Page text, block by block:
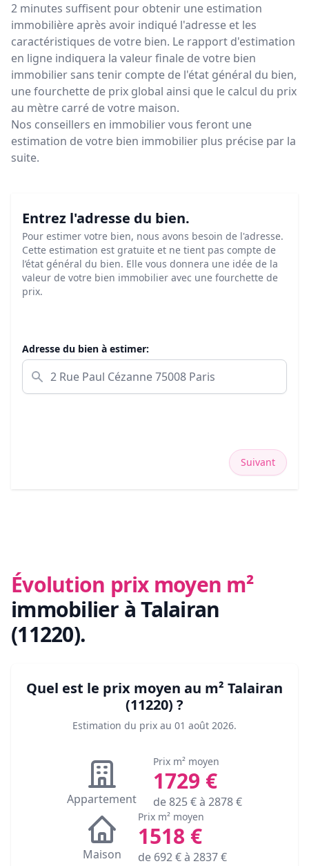
2 minutes suffisent pour obtenir une estimation
immobilière après avoir indiqué l'adresse et les
caractéristiques de votre bien. Le rapport d'estimation
en ligne indiquera la valeur finale de votre bien
immobilier sans tenir compte de l'état général du bien,
une fourchette de prix global ainsi que le calcul du prix
au mètre carré de votre maison.
Nos conseillers en immobilier vous feront une
estimation de votre bien immobilier plus précise par la
suite.
Entrez l'adresse du bien.
Pour estimer votre bien, nous avons besoin de l'adresse.
Cette estimation est gratuite et ne tient pas compte de
l’état général du bien. Elle vous donnera une idée de la
valeur de votre bien immobilier avec une fourchette de
prix.
Adresse du bien à estimer:
Suivant
Évolution prix moyen m²
immobilier à Talairan
(11220).
Quel est le prix moyen au m² Talairan
(11220) ?
Estimation du prix au 01 août 2026.
Appartement
Prix m² moyen
1729 €
de825€ à 2878€
Maison
Prix m² moyen
1518 €
de 692€ à 2837€